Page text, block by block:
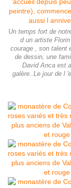
Un temps fort de
d un artiste
courage , son talent
de dessin, une
David Anca est
galère..Le jour de l